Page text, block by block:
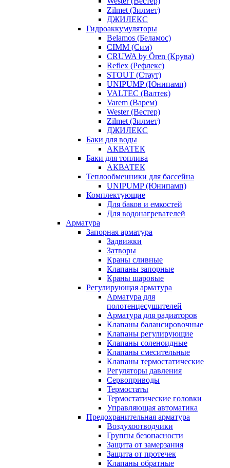
Zilmet (Зилмет)
ДЖИЛЕКС
Гидроаккумуляторы
Belamos (Беламос)
CIMM (Сим)
CRUWA by Ören (Крува)
Reflex (Рефлекс)
STOUT (Стаут)
UNIPUMP (Юнипамп)
VALTEC (Валтек)
Varem (Варем)
Wester (Вестер)
Zilmet (Зилмет)
ДЖИЛЕКС
Баки для воды
АКВАТЕК
Баки для топлива
АКВАТЕК
Теплообменники для бассейна
UNIPUMP (Юнипамп)
Комплектующие
Для баков и емкостей
Для водонагревателей
Арматура
Запорная арматура
Задвижки
Затворы
Краны сливные
Клапаны запорные
Краны шаровые
Регулирующая арматура
Арматура для
полотенцесушителей
Арматура для радиаторов
Клапаны балансировочные
Клапаны регулирующие
Клапаны соленоидные
Клапаны смесительные
Клапаны термостатические
Регуляторы давления
Сервоприводы
Термостаты
Термостатические головки
Управляющая автоматика
Предохранительная арматура
Воздухоотводчики
Группы безопасности
Защита от замерзания
Защита от протечек
Клапаны обратные